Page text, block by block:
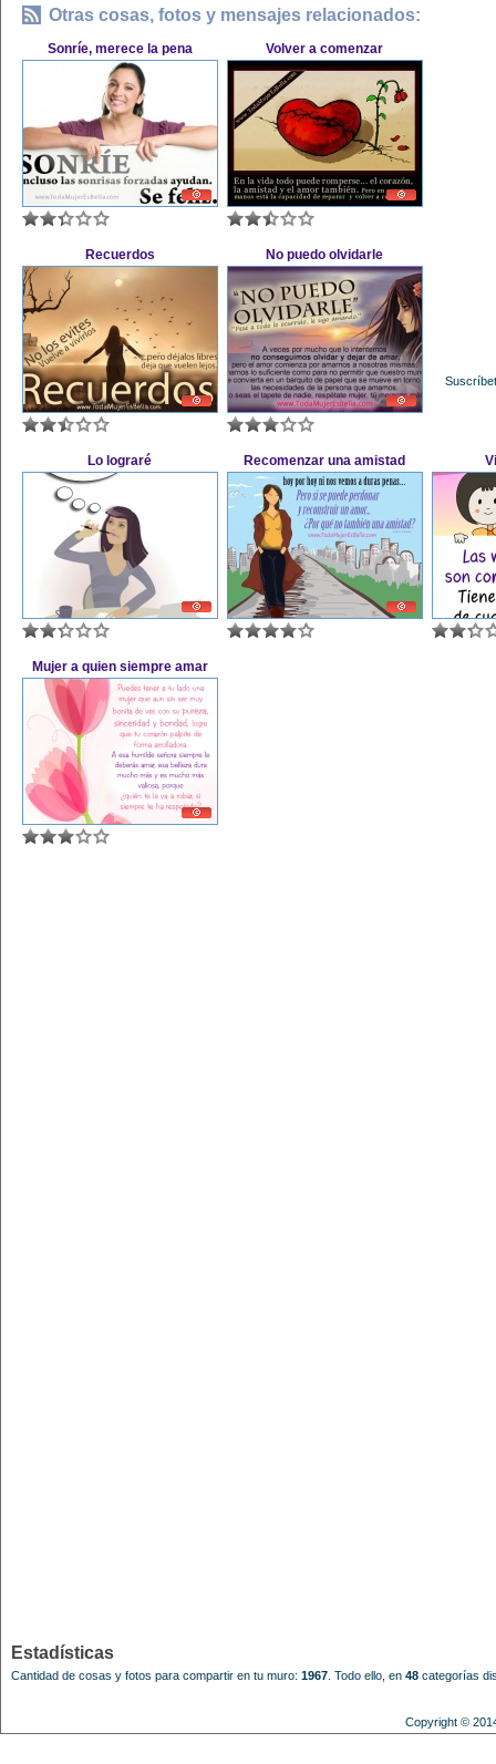
Otras cosas, fotos y mensajes relacionados:
Sonríe, merece la pena Volver a comenzar
Recuerdos No puedo olvidarle
Lo lograré Recomenzar una amistad
Mujer a quien siempre amar
Estadísticas
Cantidad de cosas y fotos para compartir en tu muro: 1967 Todo ello, en 48 categorías
Copyright ©